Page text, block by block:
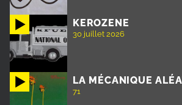
KEROZENE
30 juillet 2026
LA MÉCANIQUE
71